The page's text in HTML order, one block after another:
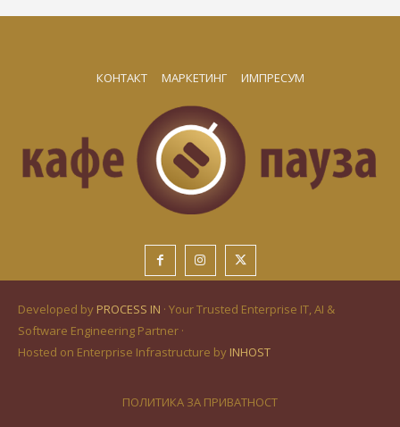
КОНТАКТ МАРКЕТИНГ ИМПРЕСУМ
Developed by PROCESS IN · Your Trusted Enterprise IT, AI &
Software Engineering Partner ·
Hosted on Enterprise Infrastructure by INHOST
ПОЛИТИКА ЗА ПРИВАТНОСТ